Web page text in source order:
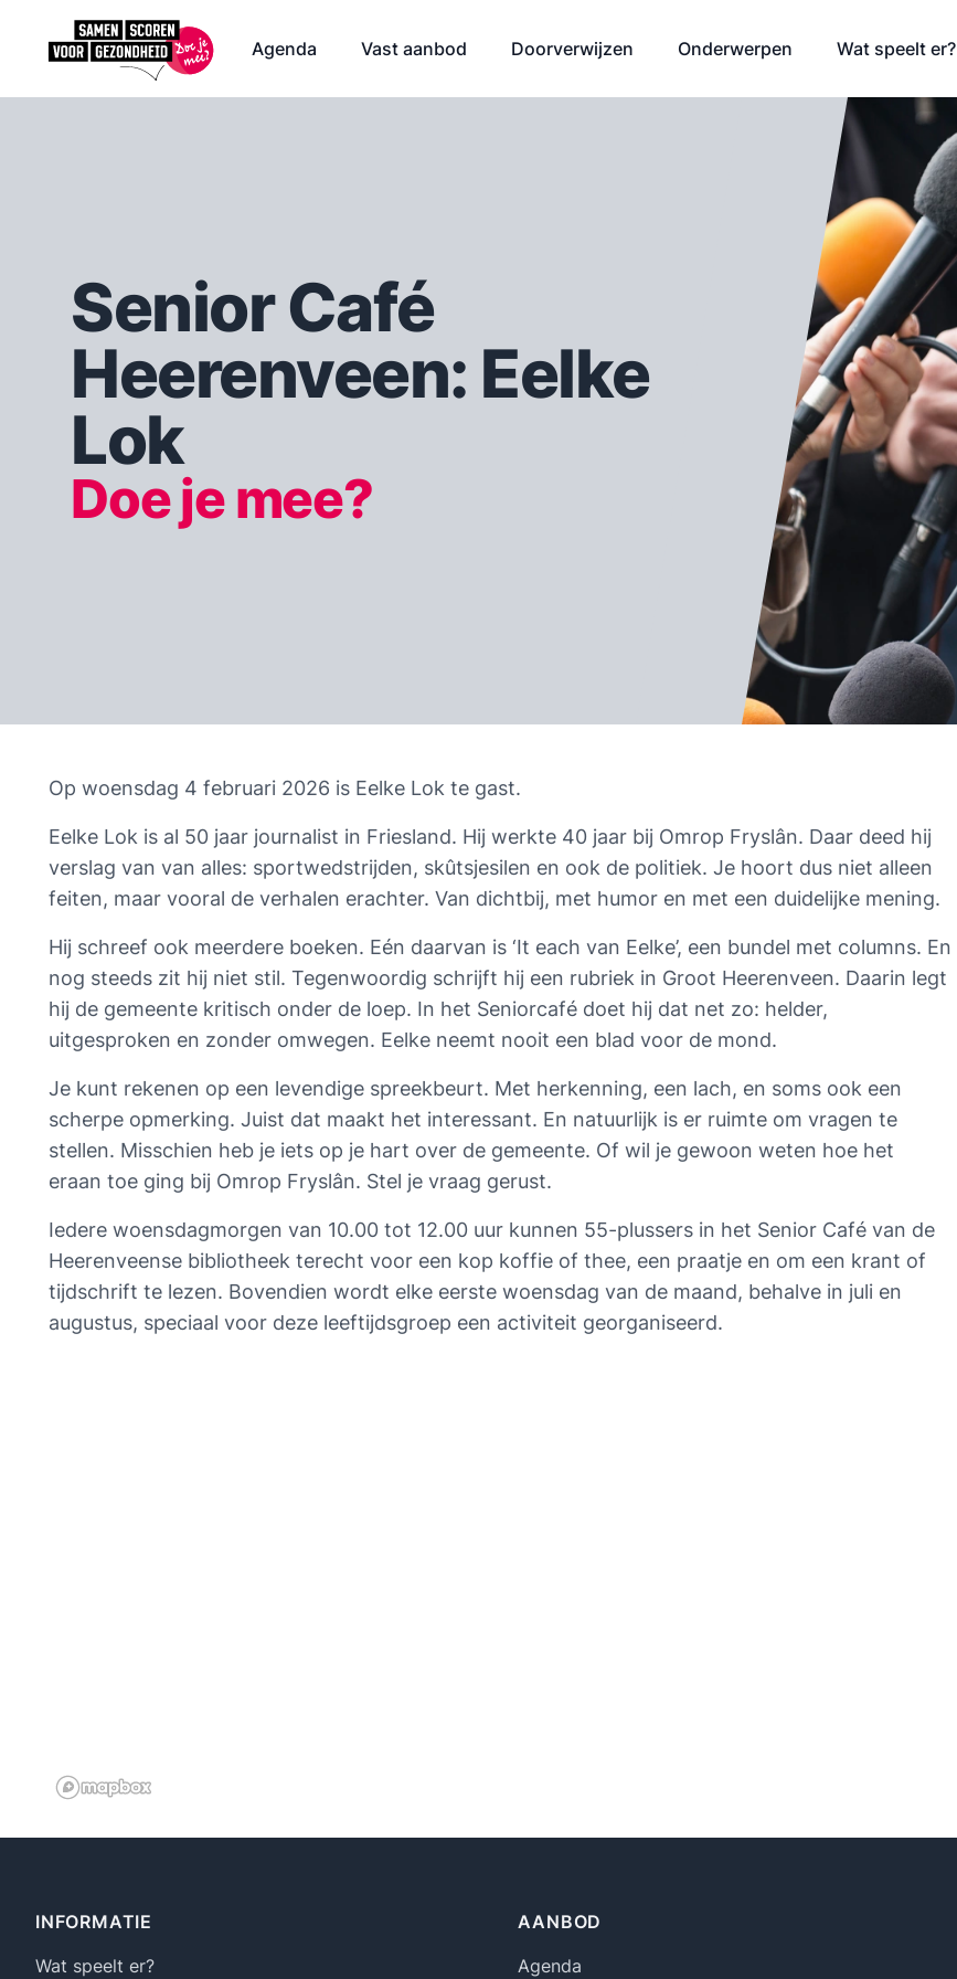
Agenda Vast aanbod Doorverwijzen Onderwerpen Wat speelt er?
Senior Café
Heerenveen: Eelke
Lok
Doe je mee?
Op woensdag 4 februari 2026 is Eelke Lok te gast.
Eelke Lok is al 50 jaar journalist in Friesland. Hij werkte 40 jaar bij Omrop Fryslân. Daar deed hij
verslag van van alles: sportwedstrijden, skûtsjesilen en ook de politiek. Je hoort dus niet alleen
feiten, maar vooral de verhalen erachter. Van dichtbij, met humor en met een duidelijke mening.
Hij schreef ook meerdere boeken. Eén daarvan is ‘It each van Eelke’, een bundel met columns. En
nog steeds zit hij niet stil. Tegenwoordig schrijft hij een rubriek in Groot Heerenveen. Daarin legt
hij de gemeente kritisch onder de loep. In het Seniorcafé doet hij dat net zo: helder,
uitgesproken en zonder omwegen. Eelke neemt nooit een blad voor de mond.
Je kunt rekenen op een levendige spreekbeurt. Met herkenning, een lach, en soms ook een
scherpe opmerking. Juist dat maakt het interessant. En natuurlijk is er ruimte om vragen te
stellen. Misschien heb je iets op je hart over de gemeente. Of wil je gewoon weten hoe het
eraan toe ging bij Omrop Fryslân. Stel je vraag gerust.
Iedere woensdagmorgen van 10.00 tot 12.00 uur kunnen 55-plussers in het Senior Café van de
Heerenveense bibliotheek terecht voor een kop koffie of thee, een praatje en om een krant of
tijdschrift te lezen. Bovendien wordt elke eerste woensdag van de maand, behalve in juli en
augustus, speciaal voor deze leeftijdsgroep een activiteit georganiseerd.
INFORMATIE
Wat speelt er?
AANBOD
Agenda